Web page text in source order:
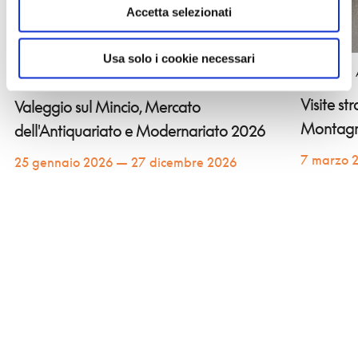
Accetta selezionati
Usa solo i cookie necessari
BANDIERE ARANCIONI
Valeggio sul Mincio, Mercato
dell'Antiquariato e Modernariato 2026
25 gennaio 2026 — 27 dicembre 2026
Visite
7 marzo